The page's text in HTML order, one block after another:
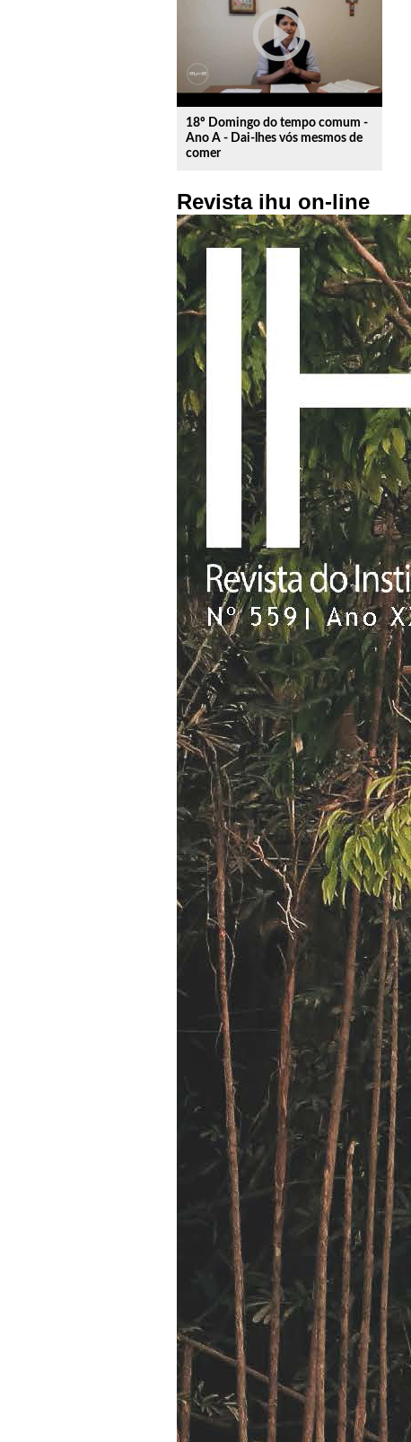
play_circle_outline
18º Domingo do tempo comum -
Ano A - Dai-lhes vós mesmos de
comer
Revista ihu on-line